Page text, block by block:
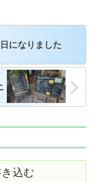
になりました
込む